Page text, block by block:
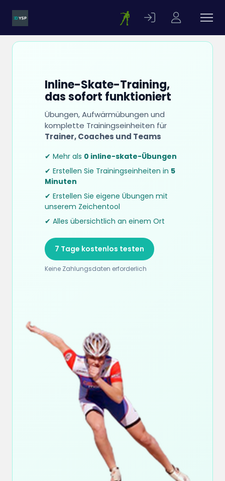
Inline-Skate-Training,
das sofort funktioniert
Übungen, Aufwärmübungen und
komplette Trainingseinheiten für
Trainer, Coaches und Teams
✔ Mehr als 0 inline-skate-Übungen
✔ Erstellen Sie Trainingseinheiten in 5
Minuten
✔ Erstellen Sie eigene Übungen mit
unserem Zeichentool
✔ Alles übersichtlich an einem Ort
7 Tage kostenlos testen
Keine Zahlungsdaten erforderlich